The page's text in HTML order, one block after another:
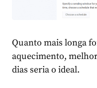
Quanto mais longa
aquecimento,
dias seria o ideal.